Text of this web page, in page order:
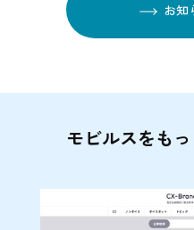
お知
モビルスをも